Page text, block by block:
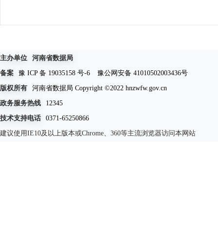
主办单位 河南省数据局
备案 豫 ICP 备 19035158 号-6 豫公网安备 41010502003436号
版权所有 河南省数据局 Copyright ©2022 hnzwfw.gov.cn
政务服务热线 12345
技术支持电话 0371-65250866
建议使用IE10及以上版本或Chrome、360等主流浏览器访问本网站